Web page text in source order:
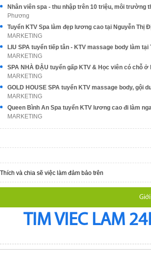
Phương
MARKETING
MARKETING
MARKETING
MARKETING
MARKETING
Thích và chia sẽ việc làm đảm bảo trên
TIM VIEC LAM